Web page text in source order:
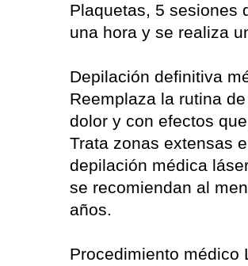
Plaquetas, 5 sesiones
una hora y se realiza
Depilación definitiva
Reemplaza la rutina
dolor y con efectos
Trata zonas extensas
depilación médica
se recomiendan al
años.
Procedimiento médico